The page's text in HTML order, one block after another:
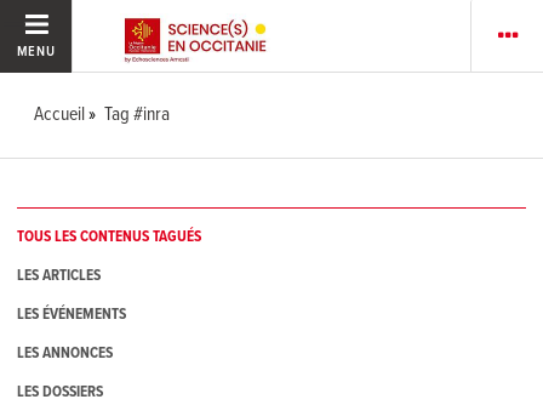
MENU
Accueil Tag #inra
TOUS LES CONTENUS TAGUÉS
LES ARTICLES
LES ÉVÉNEMENTS
LES ANNONCES
LES DOSSIERS